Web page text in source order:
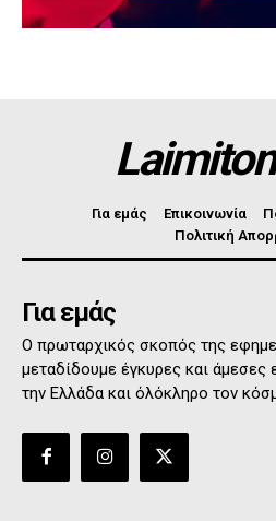
Για εμάς Επικοινωνία
Πολιτική
Για εμάς
Ο πρωταρχικός σκοπός της
μεταδίδουμε έγκυρες και άμεσες
την Ελλάδα και όλόκληρο τον